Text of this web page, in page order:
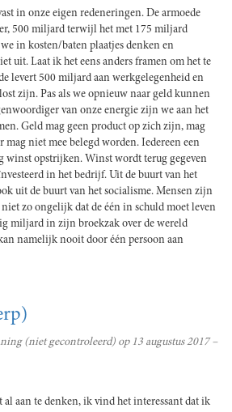
in onze eigen redeneringen. De armoede
500 miljard terwijl het met 175 miljard
in kosten/baten plaatjes denken en
uit. Laat ik het eens anders framen om het te
levert 500 miljard aan werkgelegenheid en
zijn. Pas als we opnieuw naar geld kunnen
van onze energie zijn we aan het
Geld mag geen product op zich zijn, mag
mag niet mee belegd worden. Iedereen een
winst opstrijken. Winst wordt terug gegeven
in het bedrijf. Uit de buurt van het
uit de buurt van het socialisme. Mensen zijn
zo ongelijk dat de één in schuld moet leven
miljard in zijn broekzak over de wereld
namelijk nooit door één persoon aan
(niet gecontroleerd) op 13 augustus 2017 –
al aan te denken, ik vind het interessant dat ik